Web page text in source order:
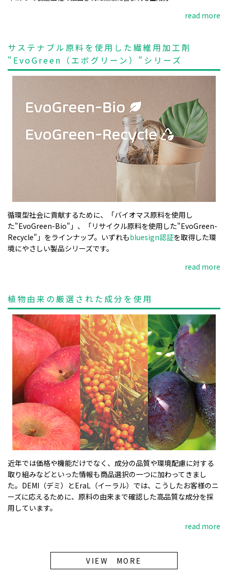
read more
サステナブル原料を使用した繊維用加工剤
"EvoGreen（エボグリーン）"シリーズ
循環型社会に貢献するために、「バイオマス原料を使用し
た"EvoGreen-Bio"」、「リサイクル原料を使用した"EvoGreen-
Recycle"」をラインナップ。いずれもbluesign認証を取得した環
境にやさしい製品シリーズです。
read more
植物由来の厳選された成分を使用
近年では価格や機能だけでなく、成分の品質や環境配慮に対する
取り組みなどといった情報も商品選択の一つに加わってきまし
た。DEMI（デミ）とEraL（イーラル）では、こうしたお客様のニ
ーズに応えるために、原料の由来まで確認した高品質な成分を採
用しています。
read more
VIEW MORE